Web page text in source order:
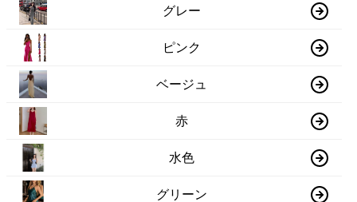
グレー
ピンク
ベージュ
赤
水色
グリーン